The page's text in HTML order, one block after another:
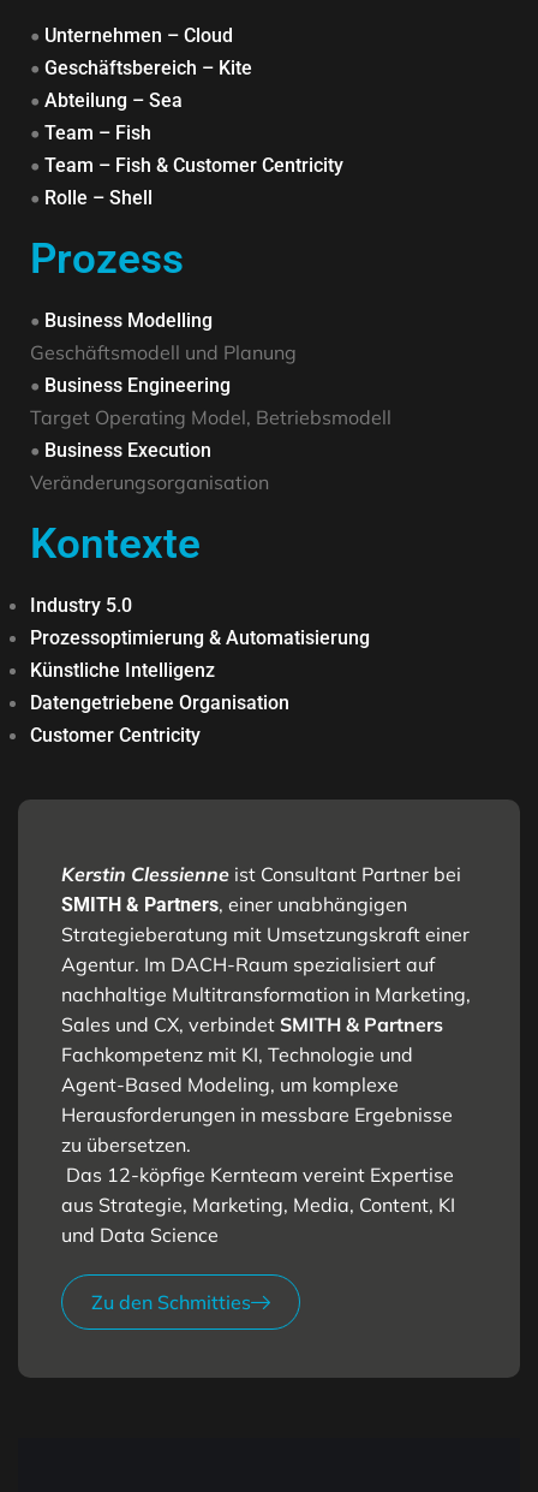
• Unternehmen – Cloud
• Geschäftsbereich – Kite
• Abteilung – Sea
• Team – Fish
• Team – Fish & Customer Centricity
• Rolle – Shell
Prozess
• Business Modelling
Geschäftsmodell und Planung
• Business Engineering
Target Operating Model, Betriebsmodell
• Business Execution
Veränderungsorganisation
Kontexte
Industry 5.0
Prozessoptimierung & Automatisierung
Künstliche Intelligenz
Datengetriebene Organisation
Customer Centricity
Kerstin Clessienne ist Consultant Partner bei
SMITH & Partners, einer unabhängigen
Strategieberatung mit Umsetzungskraft einer
Agentur. Im DACH-Raum spezialisiert auf
nachhaltige Multitransformation in Marketing,
Sales und CX, verbindet SMITH & Partners
Fachkompetenz mit KI, Technologie und
Agent-Based Modeling, um komplexe
Herausforderungen in messbare Ergebnisse
zu übersetzen.
Das 12-köpfige Kernteam vereint Expertise
aus Strategie, Marketing, Media, Content, KI
und Data Science
Zu den Schmitties